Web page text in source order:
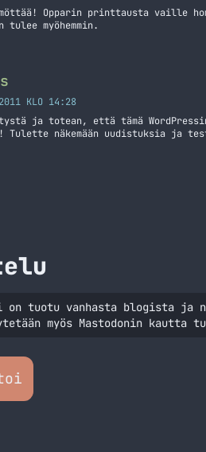
Opparin printtausta vaille
myöhemmin.
KLO 14:28
ja totean, että tämä
Tulette näkemään uudistuksia ja
on tuotu vanhasta blogista ja
myös Mastodonin kautta